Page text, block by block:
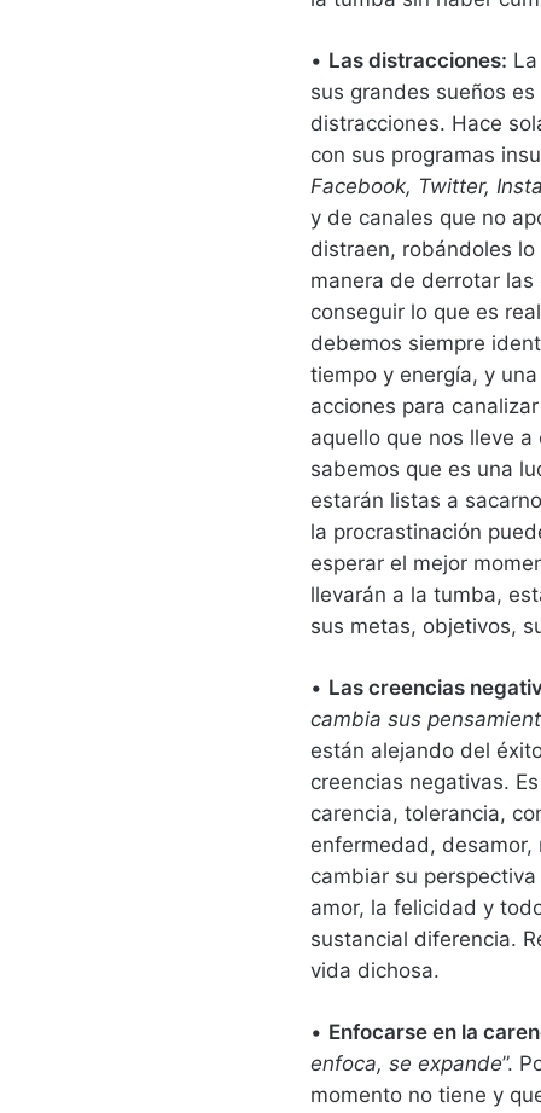
• Las distracciones:
sus grandes sueños
distracciones. Hace
con sus programas
Facebook, Twitter,
y de canales que no
distraen, robándoles
manera de derrotar
conseguir lo que es
debemos siempre
tiempo y energía, y
acciones para
aquello que nos lleve
sabemos que es una
estarán listas a
la procrastinación
esperar el mejor
llevarán a la tumba,
sus metas, objetivos,
• Las creencias
cambia sus
están alejando del
creencias negativas.
carencia, tolerancia,
enfermedad,
cambiar su
amor, la felicidad y
sustancial diferencia.
vida dichosa.
• Enfocarse en la
enfoca, se expande”.
momento no tiene y